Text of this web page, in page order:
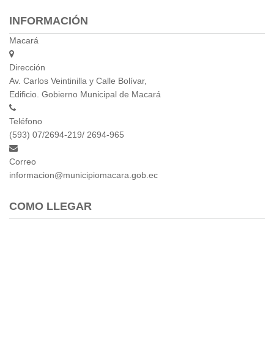
INFORMACIÓN
Macará
Dirección
Av. Carlos Veintinilla y Calle Bolívar,
Edificio. Gobierno Municipal de Macará
Teléfono
(593) 07/2694-219/ 2694-965
Correo
informacion@municipiomacara.gob.ec
COMO LLEGAR